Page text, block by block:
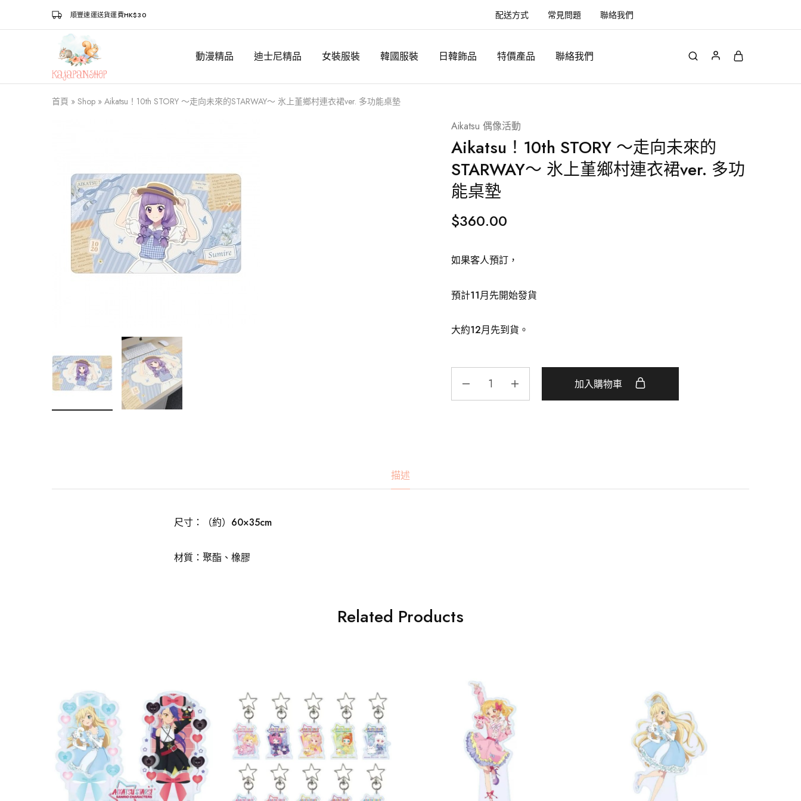
順豐速運送貨運費HK$30 配送方式 常見問題 聯絡我們
Kajapanshop
日
韓
百
貨
店
動漫精品 迪士尼精品 女裝服裝 韓國服裝 日韓飾品 特價產品 聯絡我們
首頁 » Shop » Aikatsu！10th STORY ～走向未來的STARWAY～ 氷上堇鄉村連衣裙ver. 多功能桌墊
Aikatsu 偶像活動
Aikatsu！10th STORY ～走向未來的
STARWAY～ 氷上堇鄉村連衣裙ver. 多功
能桌墊
$360.00
如果客人預訂，
預計11月先開始發貨
大約12月先到貨。
加入購物車
描述
尺寸：（約）60×35cm
材質：聚酯、橡膠
Related Products